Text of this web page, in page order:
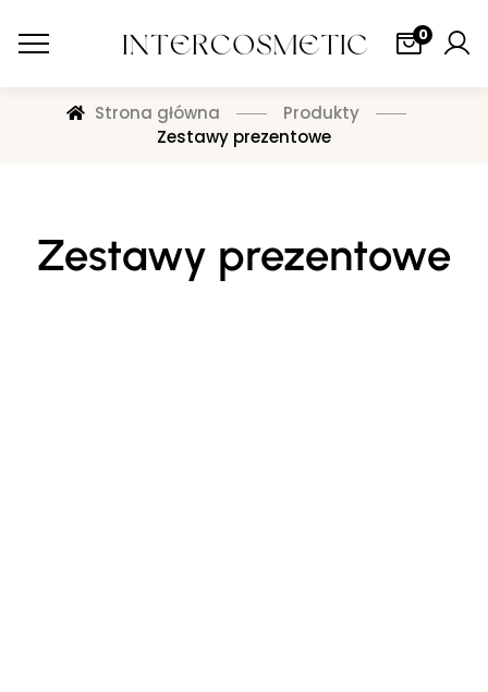
0
Strona główna
Produkty
Zestawy prezentowe
Zestawy prezentowe